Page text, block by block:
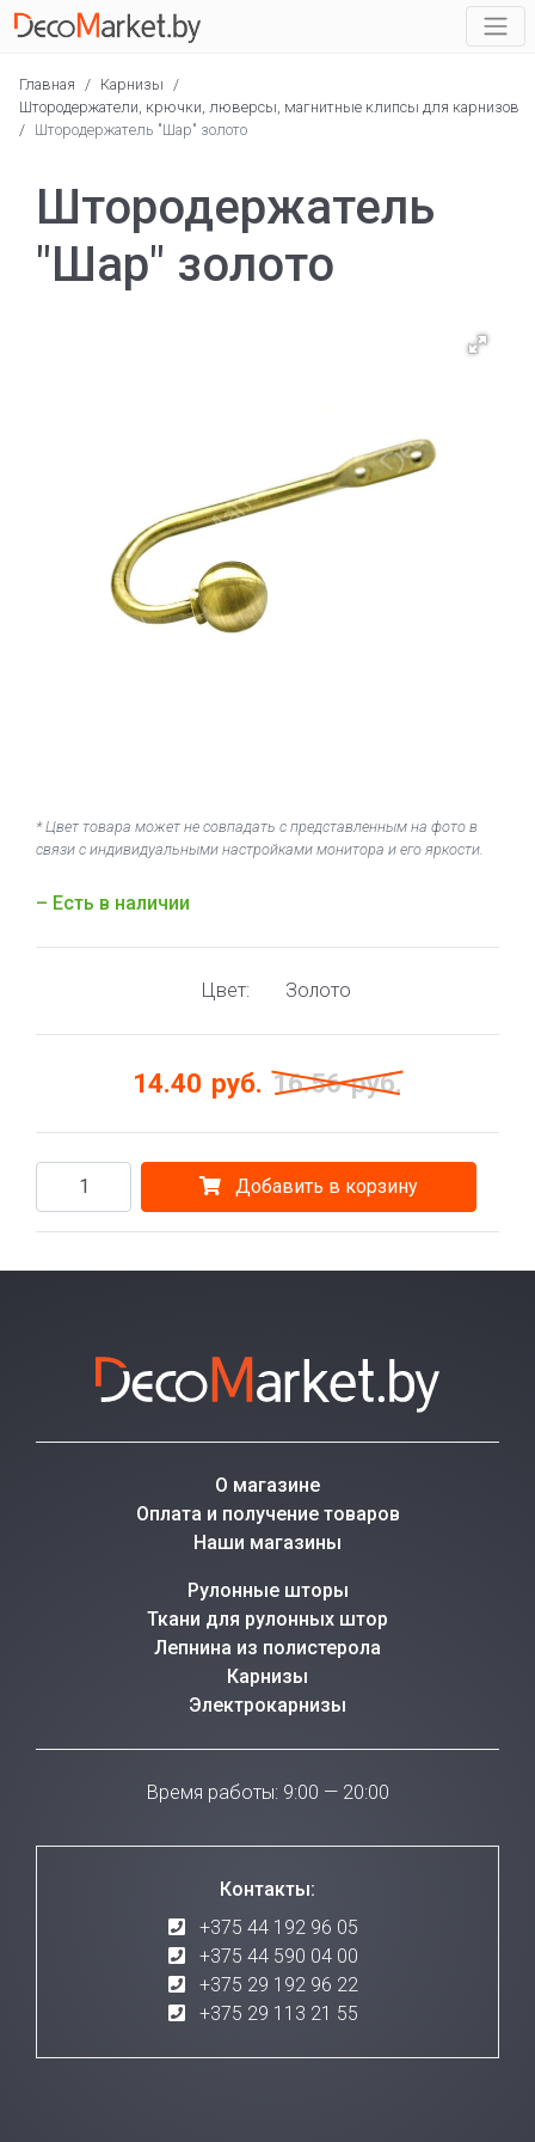
Главная / Карнизы /
Штородержатели, крючки, люверсы, магнитные клипсы для карнизов
/ Штородержатель "Шар" золото
Штородержатель
"Шар" золото
* Цвет товара может не совпадать с представленным на фото в
связи с индивидуальными настройками монитора и его яркости.
– Есть в наличии
Цвет: Золото
14.40 руб. 16.56 руб.
Добавить в корзину
О магазине
Оплата и получение товаров
Наши магазины
Рулонные шторы
Ткани для рулонных штор
Лепнина из полистерола
Карнизы
Электрокарнизы
Время работы: 9:00 — 20:00
Контакты:
+375 44 192 96 05
+375 44 590 04 00
+375 29 192 96 22
+375 29 113 21 55